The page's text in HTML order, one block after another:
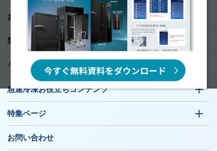
お知らせ
製品ラインナップ
そのお悩み、急速冷凍機が解決します！
急速冷凍お役立ちコンテンツ
特集ページ
お問い合わせ